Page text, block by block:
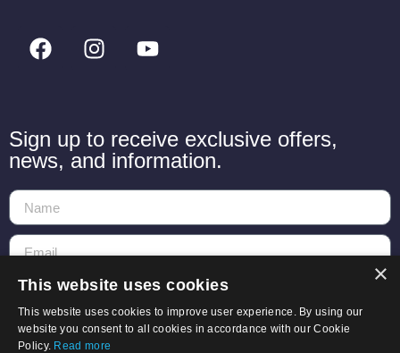
Sign up to receive exclusive offers,
news, and information.
×
This website uses cookies
This website uses cookies to improve user experience. By using our
website you consent to all cookies in accordance with our Cookie
Policy. Read more